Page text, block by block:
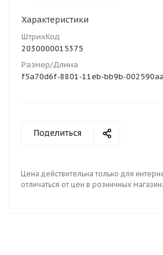
Характеристики
ШтрихКод
2030000015375
Размер/Длина
f5a70d6f-8801-11eb-bb9b-
Поделиться
Цена действительна только для
отличаться от цен в розничных